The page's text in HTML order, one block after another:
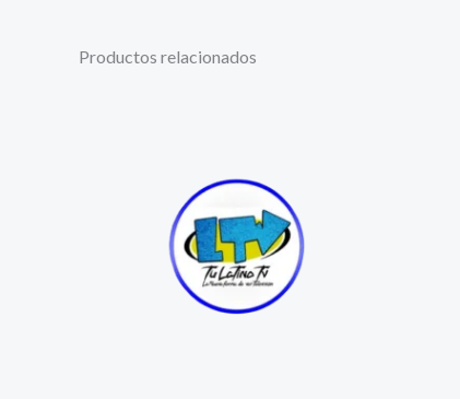
Productos relacionados